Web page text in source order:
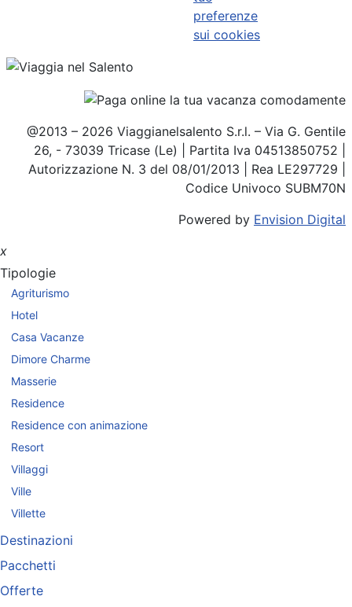
preferenze
sui cookies
@2013 – 2026 Viaggianelsalento S.r.l. – Via G. Gentile
26, - 73039 Tricase (Le) | Partita Iva 04513850752 |
Autorizzazione N. 3 del 08/01/2013 | Rea LE297729 |
Codice Univoco SUBM70N
Powered by Envision Digital
x
Tipologie
Agriturismo
Hotel
Casa Vacanze
Dimore Charme
Masserie
Residence
Residence con animazione
Resort
Villaggi
Ville
Villette
Destinazioni
Pacchetti
Offerte